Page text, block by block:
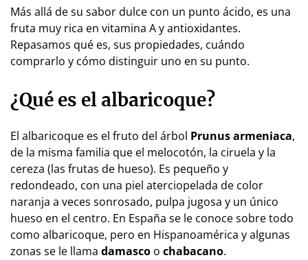
Más allá de su sabor dulce con un punto ácido, es una
fruta muy rica en vitamina A y antioxidantes.
Repasamos qué es, sus propiedades, cuándo
comprarlo y cómo distinguir uno en su punto.
¿Qué es el albaricoque?
El albaricoque es el fruto del árbol Prunus armeniaca,
de la misma familia que el melocotón, la ciruela y la
cereza (las frutas de hueso). Es pequeño y
redondeado, con una piel aterciopelada de color
naranja a veces sonrosado, pulpa jugosa y un único
hueso en el centro. En España se le conoce sobre todo
como albaricoque, pero en Hispanoamérica y algunas
zonas se le llama damasco o chabacano.